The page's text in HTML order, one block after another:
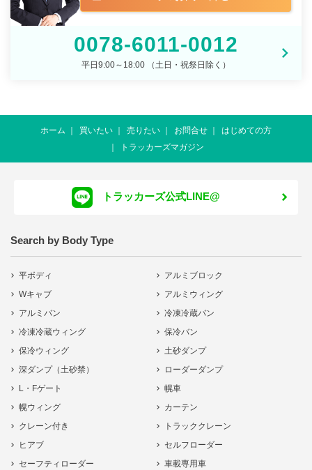
0078-6011-0012
平日9:00～18:00 （土日・祝祭日除く）
ホーム 買いたい 売りたい お問合せ
はじめての方
トラッカーズマガジン
トラッカーズ公式LINE@
Search by Body Type
平ボディ
アルミブロック
Wキャブ
アルミウィング
アルミバン
冷凍冷蔵バン
冷凍冷蔵ウィング
保冷バン
保冷ウィング
土砂ダンプ
深ダンプ（土砂禁）
ローダーダンプ
L・Fゲート
幌車
幌ウィング
カーテン
クレーン付き
トラッククレーン
ヒアブ
セルフローダー
セーフティローダー
車載専用車